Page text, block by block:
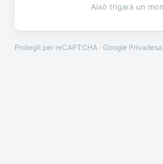
Això trigarà un
Protegit per reCAPTCHA · Google Privadesa